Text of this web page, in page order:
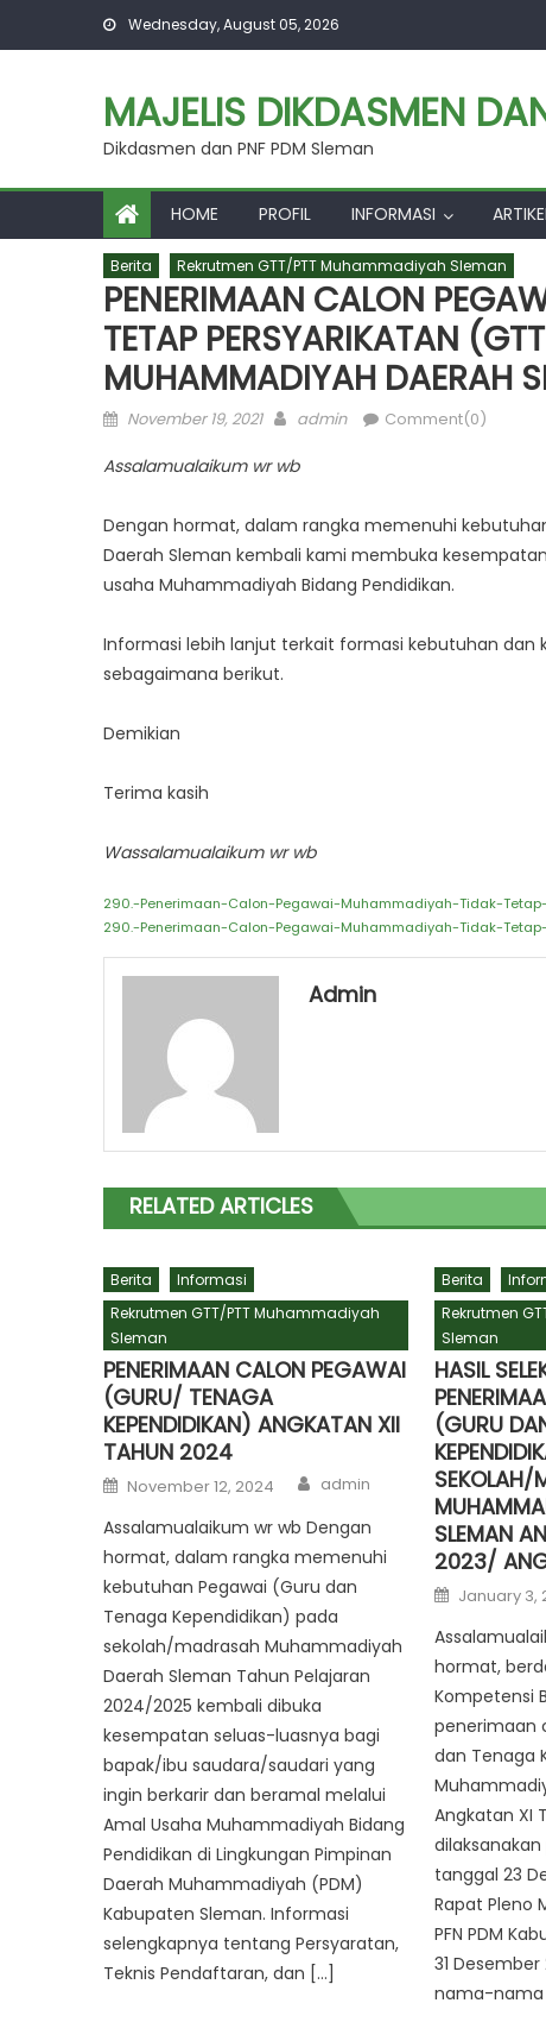
Wednesday, August 05, 2026
MAJELIS DIKDASMEN
Dikdasmen dan PNF PDM Sleman
HOME PROFIL INFORMASI
Berita Rekrutmen GTT/PTT Muhammadiyah Sleman
PENERIMAAN CALON
TETAP PERSYARIKATAN
MUHAMMADIYAH DAERAH
Posted
November 19, 2021 Author
admin Comment(0)
Assalamualaikum wr wb
Dengan hormat, dalam rangka memenuhi
Daerah Sleman kembali kami membuka
usaha Muhammadiyah Bidang Pendidikan.
Informasi lebih lanjut terkait formasi kebutuhan
sebagaimana berikut.
Demikian
Terima kasih
Wassalamualaikum wr wb
290.-Penerimaan-Calon-Pegawai-Muhammadiyah-Tidak-
290.-Penerimaan-Calon-Pegawai-Muhammadiyah-Tidak-
Admin
RELATED ARTICLES
Berita
Informasi
Rekrutmen GTT/PTT Muhammadiyah
Sleman
PENERIMAAN CALON PEGAWAI
(GURU/ TENAGA
KEPENDIDIKAN) ANGKATAN XII
TAHUN 2024
Posted
on
November 12, 2024 Author
admin
Assalamualaikum wr wb Dengan
hormat, dalam rangka memenuhi
kebutuhan Pegawai (Guru dan
Tenaga Kependidikan) pada
sekolah/madrasah Muhammadiyah
Daerah Sleman Tahun Pelajaran
2024/2025 kembali dibuka
kesempatan seluas-luasnya bagi
bapak/ibu saudara/saudari yang
ingin berkarir dan beramal melalui
Amal Usaha Muhammadiyah Bidang
Pendidikan di Lingkungan Pimpinan
Daerah Muhammadiyah (PDM)
Kabupaten Sleman. Informasi
selengkapnya tentang Persyaratan,
Teknis Pendaftaran, dan […]
Berita
Rekrutmen
Sleman
HASIL
(GURU
SEKOLAH/
SLEMAN
2023/
Posted
on
January 3,
hormat,
Kompetensi
penerimaan
dan Tenaga
Angkatan XI
tanggal 23
Rapat Pleno
PFN PDM
31
nama-nama